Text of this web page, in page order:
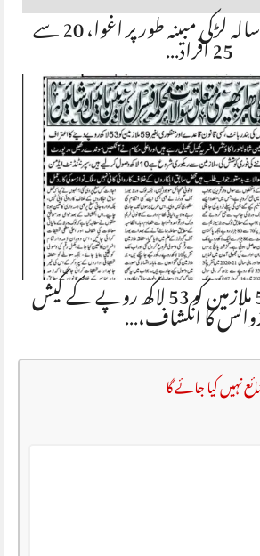
بہارہ کہو میں 21 سالہ لڑکی مبینہ طور پر اغوا، 20 سے 25 افراد…
لوک ورثہ میں 59 ملازمین کو 53 لاکھ روپے کے کیشکا انکشاف،…
نہیں کیا جائے گا